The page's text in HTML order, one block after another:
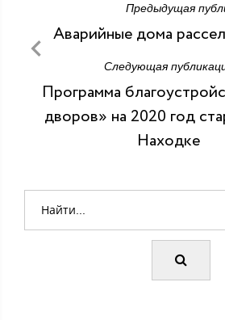
Предыдущая
Аварийные дома
Следующая
Программа
дворов» на 2020 год
Находке